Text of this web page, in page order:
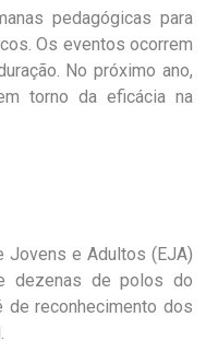
pedagógicas para
Os eventos ocorrem
No próximo ano,
torno da eficácia na
Jovens e Adultos (EJA)
dezenas de polos do
de reconhecimento dos